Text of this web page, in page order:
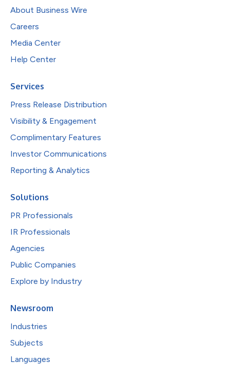
About Business Wire
Careers
Media Center
Help Center
Services
Press Release Distribution
Visibility & Engagement
Complimentary Features
Investor Communications
Reporting & Analytics
Solutions
PR Professionals
IR Professionals
Agencies
Public Companies
Explore by Industry
Newsroom
Industries
Subjects
Languages